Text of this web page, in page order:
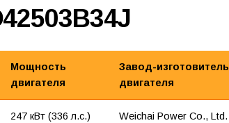
Мощность
двигателя
Завод-изготовитель
двигателя
247 кВт (336 л.с.) Weichai Power Co., Ltd.